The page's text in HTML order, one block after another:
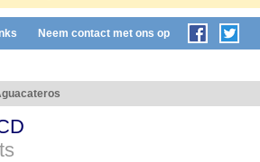
Neem contact met ons op